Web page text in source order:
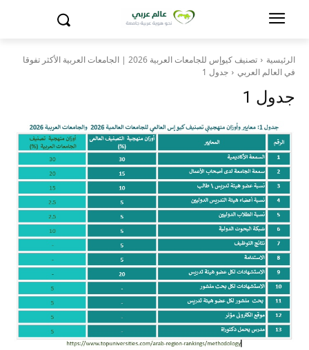
الرئيسية
تصنيف كيوإس للجامعات العربية 2026 | الجامعات العربية الأكثر تفوقا
في العالم العربي
جدول 1
جدول 1